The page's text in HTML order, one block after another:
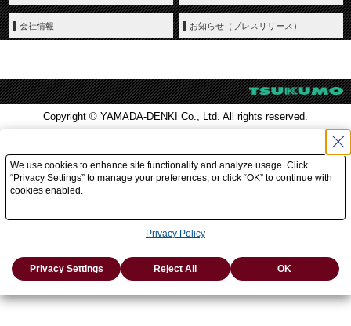
会社情報 お知らせ（プレスリリース）
Copyright © YAMADA-DENKI Co., Ltd. All rights reserved.
We use cookies to enhance site functionality and analyze usage. Click
“Privacy Settings” to manage your preferences, or click “OK” to continue with
cookies enabled.
Privacy Policy
Privacy Settings Reject All OK